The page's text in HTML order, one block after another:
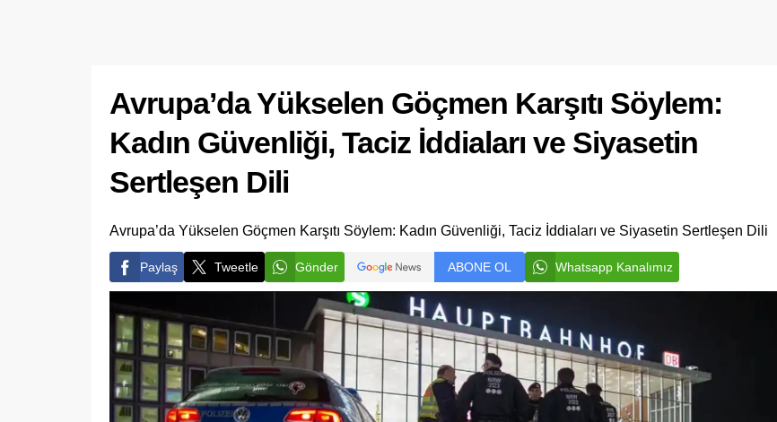
Avrupa’da Yükselen Göçmen Karşıtı Söylem:
Kadın Güvenliği, Taciz İddiaları ve Siyasetin
Sertleşen Dili
Avrupa’da Yükselen Göçmen Karşıtı Söylem: Kadın Güvenliği, Taciz İddiaları ve Siyasetin Sertleşen Dili
Paylaş Tweetle Gönder ABONE OL Whatsapp Kanalımız